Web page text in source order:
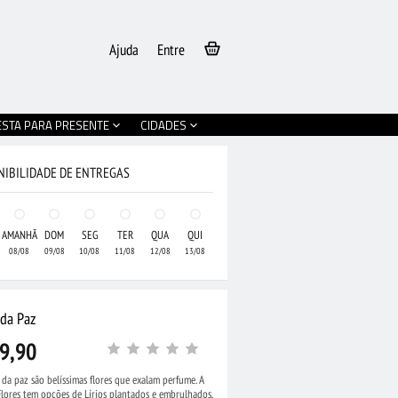
Entre
Ajuda
PARA PRESENTE CIDADES
DE ENTREGAS
AMANHÃ
08/08
DOM
09/08
SEG
10/08
TER
11/08
QUA
12/08
QUI
13/08
Paz
paz são belíssimas flores que exalam perfume. A
tem opções de Lírios plantados e embrulhados,